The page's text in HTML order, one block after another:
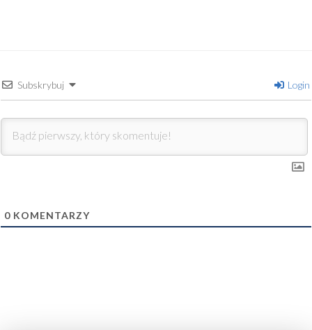
Subskrybuj Login
0 KOMENTARZY